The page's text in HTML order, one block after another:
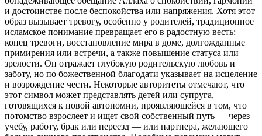
и достоинстве после беспокойства или напряжения. Хотя этот
образ вызывает тревогу, особенно у родителей, традиционное
исламское понимание превращает его в радостную весть:
конец тревоги, восстановление мира в доме, долгожданные
примирения или встречи, а также повышение статуса или
зрелости. Он отражает глубокую родительскую любовь и
заботу, но по божественной благодати указывает на исцеление
и возрождение чести. Некоторые авторитеты отмечают, что
этот символ может представлять детей или супруга,
готовящихся к новой автономии, проявляющейся в том, что
потомство взрослеет и ищет свой собственный путь — через
учебу, работу, брак или переезд — или партнера, желающего